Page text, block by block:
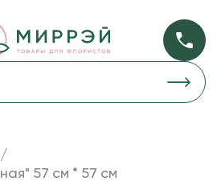
Упаковка для
57 см * 57 см